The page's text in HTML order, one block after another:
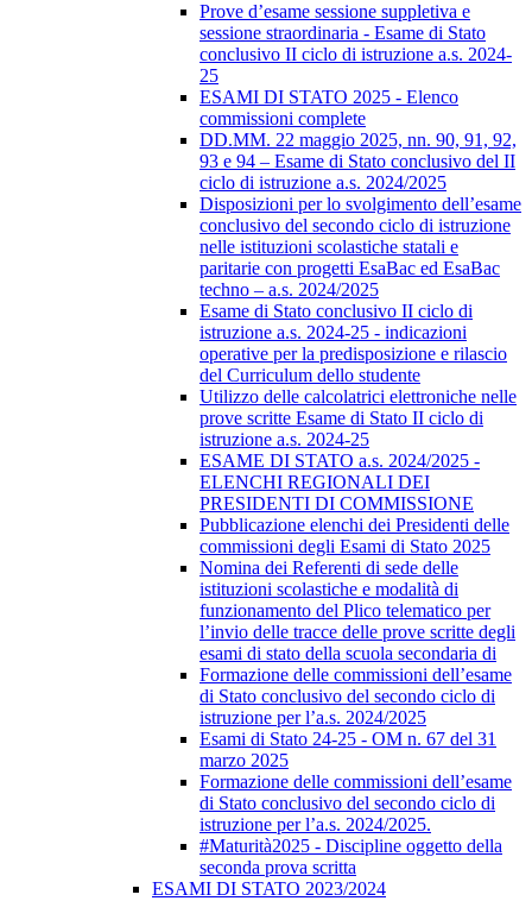
Prove d’esame sessione suppletiva e
sessione straordinaria - Esame di Stato
conclusivo II ciclo di istruzione a.s. 2024-
25
ESAMI DI STATO 2025 - Elenco
commissioni complete
DD.MM. 22 maggio 2025, nn. 90, 91, 92,
93 e 94 – Esame di Stato conclusivo del II
ciclo di istruzione a.s. 2024/2025
Disposizioni per lo svolgimento dell’esame
conclusivo del secondo ciclo di istruzione
nelle istituzioni scolastiche statali e
paritarie con progetti EsaBac ed EsaBac
techno – a.s. 2024/2025
Esame di Stato conclusivo II ciclo di
istruzione a.s. 2024-25 - indicazioni
operative per la predisposizione e rilascio
del Curriculum dello studente
Utilizzo delle calcolatrici elettroniche nelle
prove scritte Esame di Stato II ciclo di
istruzione a.s. 2024-25
ESAME DI STATO a.s. 2024/2025 -
ELENCHI REGIONALI DEI
PRESIDENTI DI COMMISSIONE
Pubblicazione elenchi dei Presidenti delle
commissioni degli Esami di Stato 2025
Nomina dei Referenti di sede delle
istituzioni scolastiche e modalità di
funzionamento del Plico telematico per
l’invio delle tracce delle prove scritte degli
esami di stato della scuola secondaria di
Formazione delle commissioni dell’esame
di Stato conclusivo del secondo ciclo di
istruzione per l’a.s. 2024/2025
Esami di Stato 24-25 - OM n. 67 del 31
marzo 2025
Formazione delle commissioni dell’esame
di Stato conclusivo del secondo ciclo di
istruzione per l’a.s. 2024/2025.
#Maturità2025 - Discipline oggetto della
seconda prova scritta
ESAMI DI STATO 2023/2024